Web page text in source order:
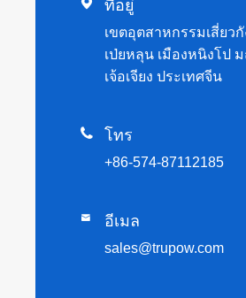
 ที่อยู่
เขตอุตสาหกรรมเสี่ยวกั
เป่ยหลุน เมืองหนิงโป
เจ้อเจียง ประเทศจีน
 โทร
+86-574-87112185
 อีเมล
sales@trupow.com